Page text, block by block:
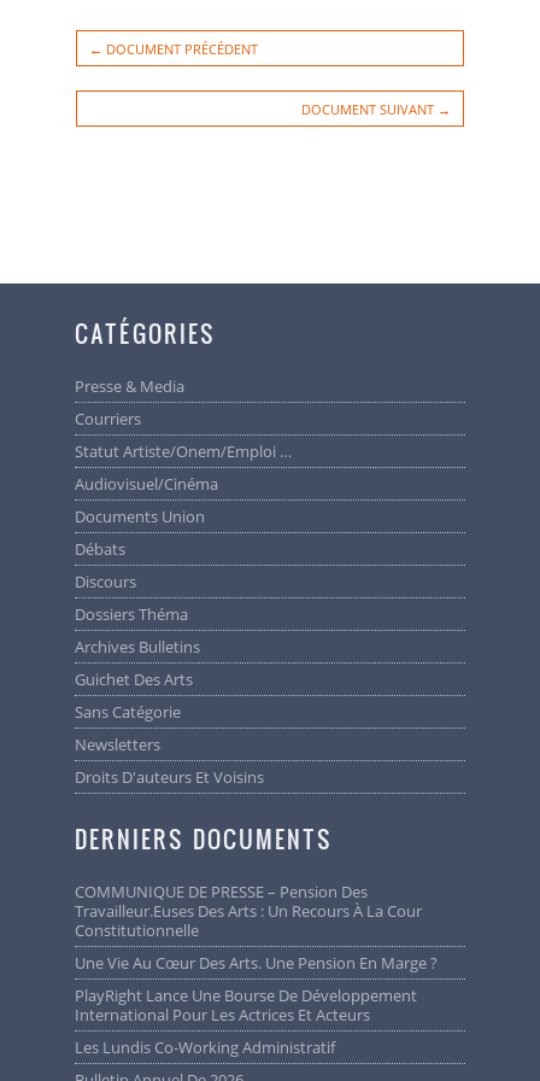
← DOCUMENT PRÉCÉDENT
DOCUMENT SUIVANT →
CATÉGORIES
Presse & Media
Courriers
Statut Artiste/Onem/Emploi …
Audiovisuel/cinéma
Documents Union
Débats
Discours
Dossiers Théma
Archives Bulletins
Guichet Des Arts
Sans Catégorie
Newsletters
Droits D'auteurs Et Voisins
DERNIERS DOCUMENTS
COMMUNIQUE DE PRESSE – Pension Des
Travailleur.euses Des Arts : Un Recours À La Cour
Constitutionnelle
Une Vie Au Cœur Des Arts. Une Pension En Marge ?
PlayRight Lance Une Bourse De Développement
International Pour Les Actrices Et Acteurs
Les Lundis Co-Working Administratif